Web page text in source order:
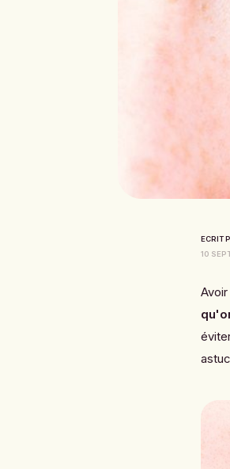
ECRIT
10